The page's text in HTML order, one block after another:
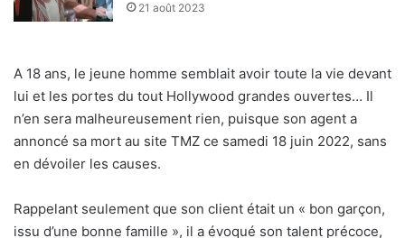
21 août 2023
A 18 ans, le jeune homme semblait avoir toute la vie devant
lui et les portes du tout Hollywood grandes ouvertes… Il
n’en sera malheureusement rien, puisque son agent a
annoncé sa mort au site TMZ ce samedi 18 juin 2022, sans
en dévoiler les causes.
Rappelant seulement que son client était un « bon garçon,
issu d’une bonne famille », il a évoqué son talent précoce,